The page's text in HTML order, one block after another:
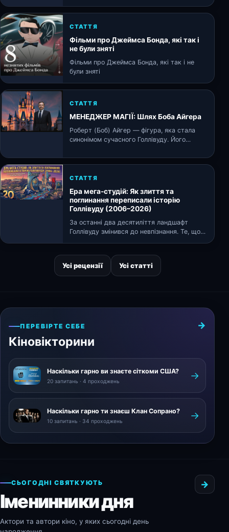
СТАТТЯ
Фільми про Джеймса Бонда, які так і
не були зняті
Фільми про Джеймса Бонда, які так і не
були зняті
СТАТТЯ
МЕНЕДЖЕР МАГІЇ: Шлях Боба Айгера
Роберт (Боб) Айгер — фігура, яка стала
синонімом сучасного Голлівуду. Його
СТАТТЯ
Ера мега-студій: Як злиття та
поглинання переписали історію
Голлівуду (2006–2026)
За останні два десятиліття ландшафт
Голлівуду змінився до невпізнання. Те, що
Усі рецензії Усі статті
ПЕРЕВІРТЕ СЕБЕ
Кіновікторини
Наскільки гарно ви знаєте сіткоми США?
20 запитань · 4 проходжень →
Наскільки гарно ти знаєш Клан Сопрано?
10 запитань · 34 проходжень →
СЬОГОДНІ СВЯТКУЮТЬ
Іменинники дня
Актори та автори кіно, у яких сьогодні день
→